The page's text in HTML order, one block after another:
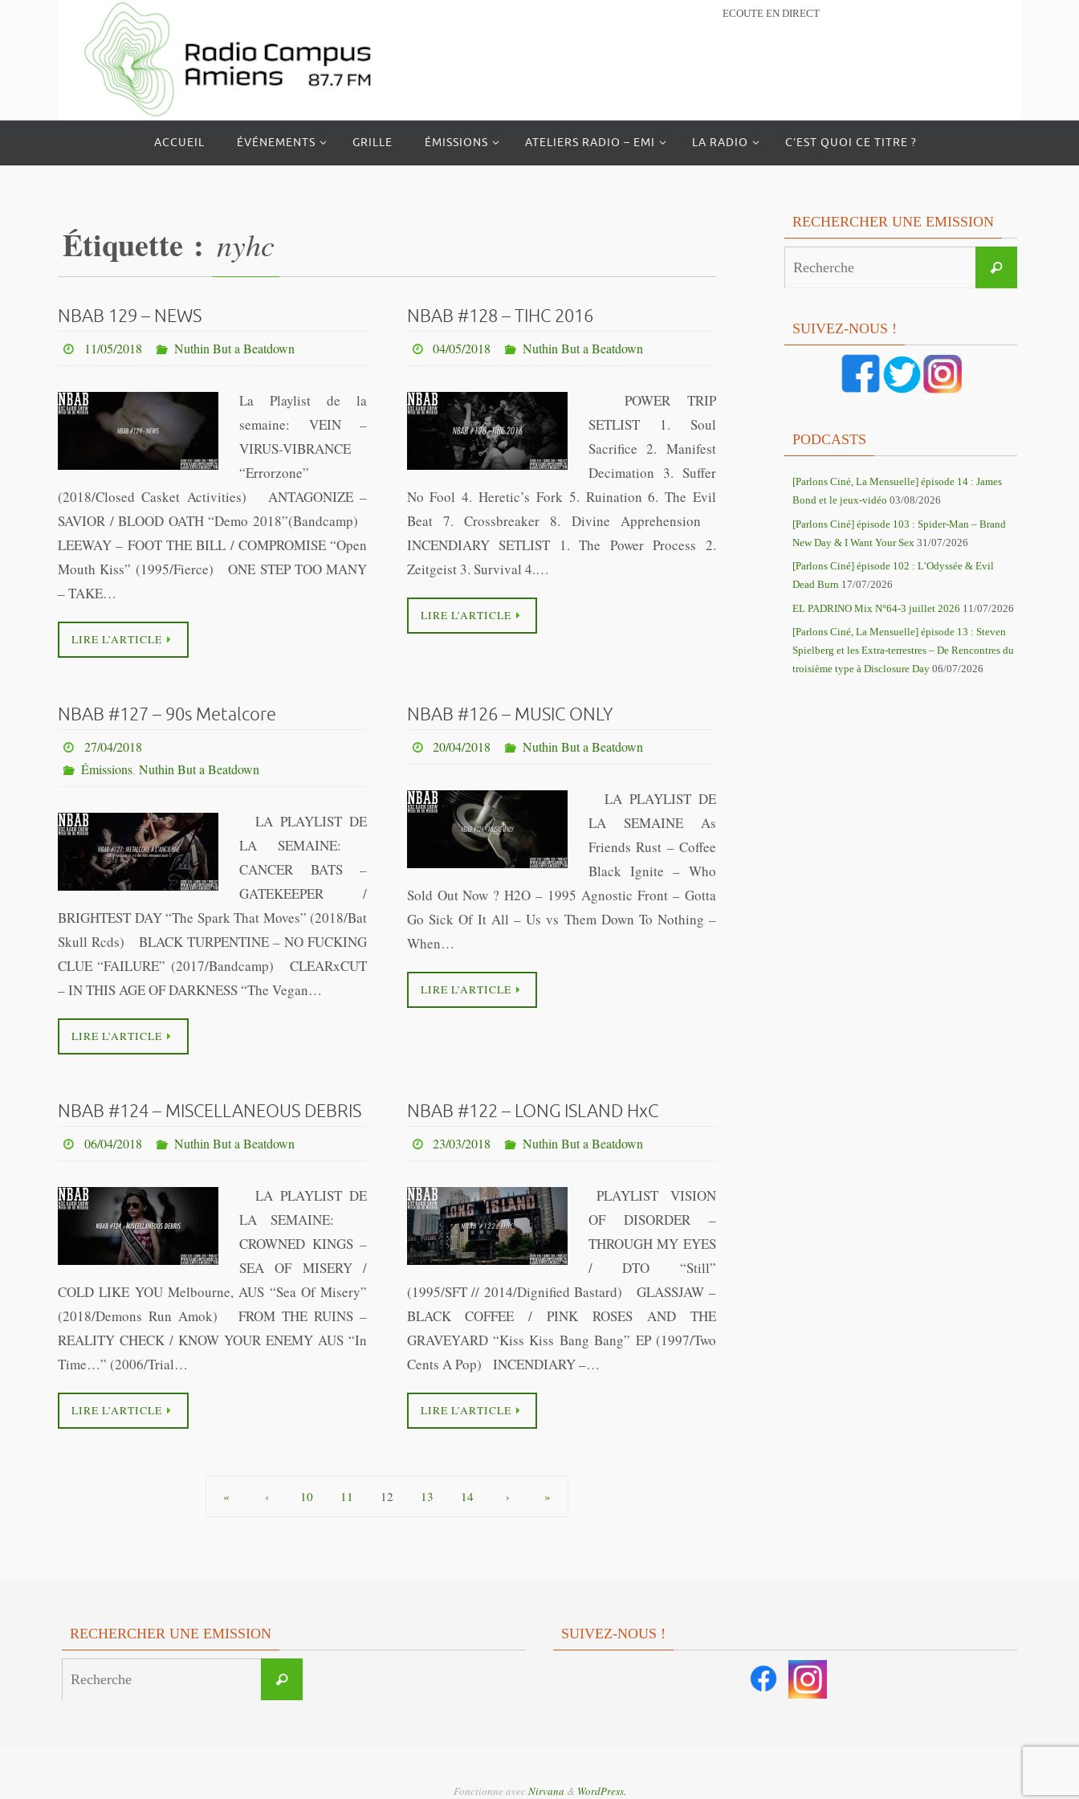
ECOUTE EN DIRECT
le
ACCUEIL ÉVÉNEMENTS GRILLE ÉMISSIONS ATELIERS RADIO – EMI LA RADIO C’EST QUOI CE TITRE ?
Étiquette : nyhc
NBAB 129 – NEWS
11/05/2018 Nuthin But a Beatdown
La Playlist de la
semaine: VEIN –
VIRUS-VIBRANCE
“Errorzone”
(2018/Closed Casket Activities) ANTAGONIZE –
SAVIOR / BLOOD OATH “Demo 2018”(Bandcamp)
LEEWAY – FOOT THE BILL / COMPROMISE “Open
Mouth Kiss” (1995/Fierce) ONE STEP TOO MANY
– TAKE…
LIRE L’ARTICLE
NBAB #128 – TIHC 2016
04/05/2018 Nuthin But a Beatdown
POWER TRIP
SETLIST 1. Soul
Sacrifice 2. Manifest
Decimation 3. Suffer
No Fool 4. Heretic’s Fork 5. Ruination 6. The Evil
Beat 7. Crossbreaker 8. Divine Apprehension
INCENDIARY SETLIST 1. The Power Process 2.
Zeitgeist 3. Survival 4.…
LIRE L’ARTICLE
NBAB #127 – 90s Metalcore
27/04/2018
Émissions, Nuthin But a Beatdown
LA PLAYLIST DE
LA SEMAINE:
CANCER BATS –
GATEKEEPER /
BRIGHTEST DAY “The Spark That Moves” (2018/Bat
Skull Rcds) BLACK TURPENTINE – NO FUCKING
CLUE “FAILURE” (2017/Bandcamp) CLEARxCUT
– IN THIS AGE OF DARKNESS “The Vegan…
LIRE L’ARTICLE
NBAB #126 – MUSIC ONLY
20/04/2018 Nuthin But a Beatdown
LA PLAYLIST DE
LA SEMAINE As
Friends Rust – Coffee
Black Ignite – Who
Sold Out Now ? H2O – 1995 Agnostic Front – Gotta
Go Sick Of It All – Us vs Them Down To Nothing –
When…
LIRE L’ARTICLE
NBAB #124 – MISCELLANEOUS DEBRIS
06/04/2018 Nuthin But a Beatdown
LA PLAYLIST DE
LA SEMAINE:
CROWNED KINGS –
SEA OF MISERY /
COLD LIKE YOU Melbourne, AUS “Sea Of Misery”
(2018/Demons Run Amok) FROM THE RUINS –
REALITY CHECK / KNOW YOUR ENEMY AUS “In
Time…” (2006/Trial…
LIRE L’ARTICLE
NBAB #122 – LONG ISLAND HxC
23/03/2018 Nuthin But a Beatdown
PLAYLIST VISION
OF DISORDER –
THROUGH MY EYES
/ DTO “Still”
(1995/SFT // 2014/Dignified Bastard) GLASSJAW –
BLACK COFFEE / PINK ROSES AND THE
GRAVEYARD “Kiss Kiss Bang Bang” EP (1997/Two
Cents A Pop) INCENDIARY –…
LIRE L’ARTICLE
« ‹ 10 11 12 13 14 › »
RECHERCHER UNE EMISSION
Recherche
SUIVEZ-NOUS !
PODCASTS
[Parlons Ciné, La Mensuelle] épisode 14 : James
Bond et le jeux-vidéo 03/08/2026
[Parlons Ciné] épisode 103 : Spider-Man – Brand
New Day & I Want Your Sex 31/07/2026
[Parlons Ciné] épisode 102 : L’Odyssée & Evil
Dead Burn 17/07/2026
EL PADRINO Mix N°64-3 juillet 2026 11/07/2026
[Parlons Ciné, La Mensuelle] épisode 13 : Steven
Spielberg et les Extra-terrestres – De Rencontres du
troisième type à Disclosure Day 06/07/2026
RECHERCHER UNE EMISSION
Recherche
SUIVEZ-NOUS !
Fonctionne avec Nirvana & WordPress.